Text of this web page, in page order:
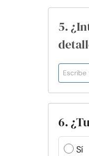
5.
6.
Sí